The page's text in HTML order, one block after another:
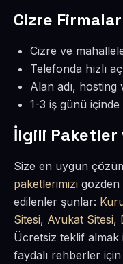
Cizre
Cizre ve
Telefonda hızlı
Alan adı, hosting
1-3 iş günü
İlgili Paketler
Size en uygun
paketlerimizi gözden
edilenler şunlar:
Sitesi, Avukat Sitesi,
Ücretsiz teklif almak
faydalı rehberler için